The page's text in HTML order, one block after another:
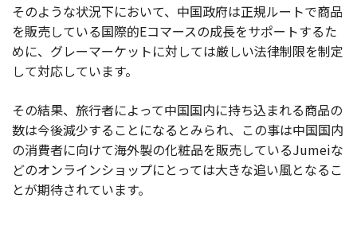
そのような状況下において、中国政府は正規ルートで商品
を販売している国際的Eコマースの成長をサポートするた
めに、グレーマーケットに対しては厳しい法律制限を制定
して対応しています。
その結果、旅行者によって中国国内に持ち込まれる商品の
数は今後減少することになるとみられ、この事は中国国内
の消費者に向けて海外製の化粧品を販売しているJumeiな
どのオンラインショップにとっては大きな追い風となるこ
とが期待されています。